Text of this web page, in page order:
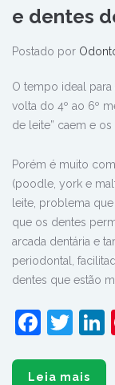
e dentes
Postado por
O tempo ideal
volta do 4º ao 6º
de leite” caem e
Porém é muito
(poodle, york e
leite, problema
que os dentes
arcada dentária e
periodontal,
dentes que estão
Leia mais